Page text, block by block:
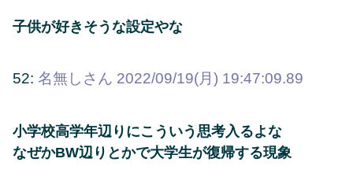
子供が好きそうな設定やな
52: 名無しさん 2022/09/19(月) 19:47:09.89
小学校高学年辺りにこういう思考入るよな
なぜかBW辺りとかで大学生が復帰する現象